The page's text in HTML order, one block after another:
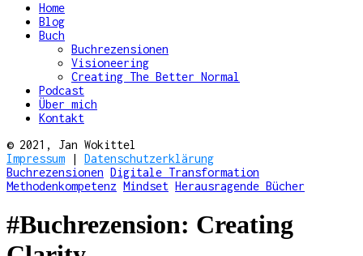
Home
Blog
Buch
Buchrezensionen
Visioneering
Creating The Better Normal
Podcast
Über mich
Kontakt
© 2021, Jan Wokittel
Impressum | Datenschutzerklärung
Buchrezensionen Digitale Transformation
Methodenkompetenz Mindset Herausragende Bücher
#Buchrezension: Creating